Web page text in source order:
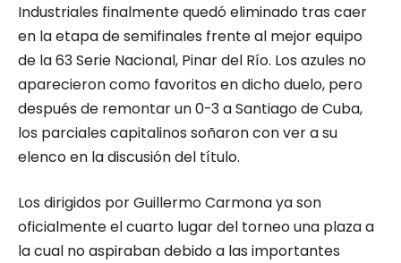
Industriales finalmente quedó eliminado tras caer
en la etapa de semifinales frente al mejor equipo
de la 63 Serie Nacional, Pinar del Río. Los azules no
aparecieron como favoritos en dicho duelo, pero
después de remontar un 0-3 a Santiago de Cuba,
los parciales capitalinos soñaron con ver a su
elenco en la discusión del título.
Los dirigidos por Guillermo Carmona ya son
oficialmente el cuarto lugar del torneo una plaza a
la cual no aspiraban debido a las importantes